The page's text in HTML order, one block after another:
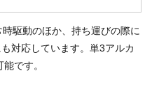
駆動のほか、持ち運びの際に
対応しています。単3アルカ
です。